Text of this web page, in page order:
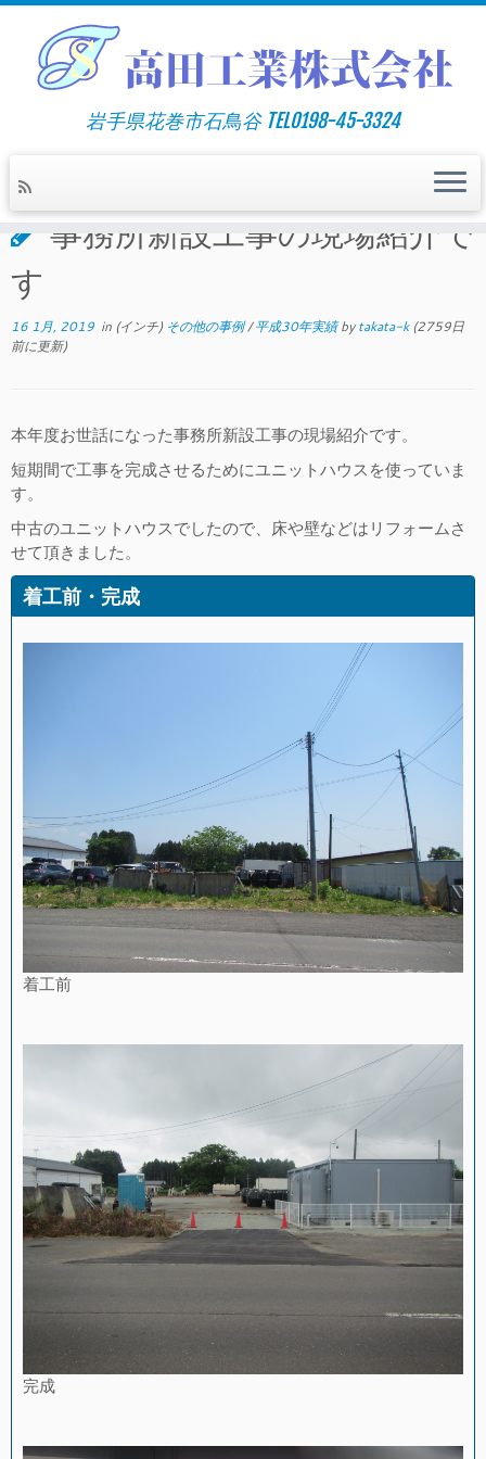
岩手県花巻市石鳥谷 TEL0198-45-3324
事務所新設工事の現場紹介で
す
16 1月, 2019 in (インチ) その他の事例/平成30年実績bytakata-k(2759日
前に更新)
本年度お世話になった事務所新設工事の現場紹介です。
短期間で工事を完成させるためにユニットハウスを使っていま
す。
中古のユニットハウスでしたので、床や壁などはリフォームさ
せて頂きました。
着工前・完成
着工前
完成